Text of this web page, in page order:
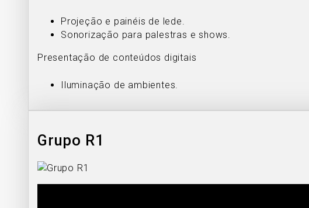
Projeção e painéis de lede.
Sonorização para palestras e shows.
Presentação de conteúdos digitais
Iluminação de ambientes.
Grupo R1